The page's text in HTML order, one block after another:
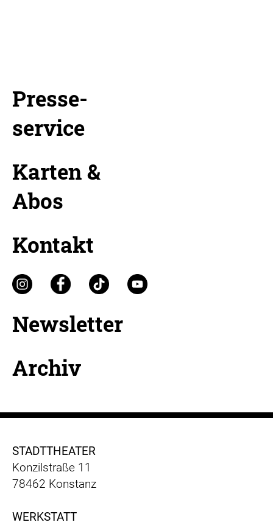
Presse-
service
Karten &
Abos
Kontakt
Newsletter
Archiv
STADTTHEATER
Konzilstraße 11
78462 Konstanz
WERKSTATT